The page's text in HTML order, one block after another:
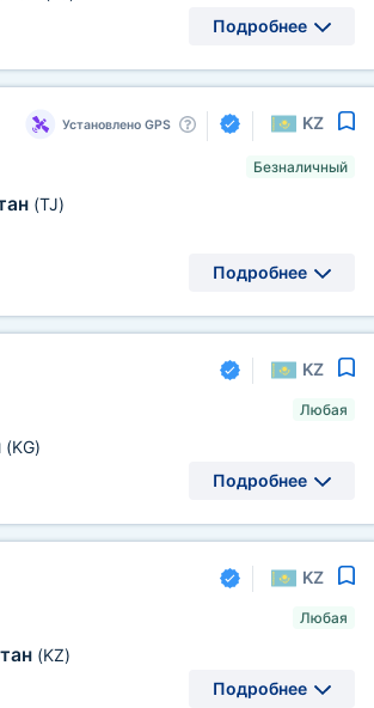
Подробнее
Установлено GPS KZ
(TJ)
Безналичный
Подробнее
KZ
(KG)
Любая
Подробнее
KZ
(KZ)
Любая
Подробнее